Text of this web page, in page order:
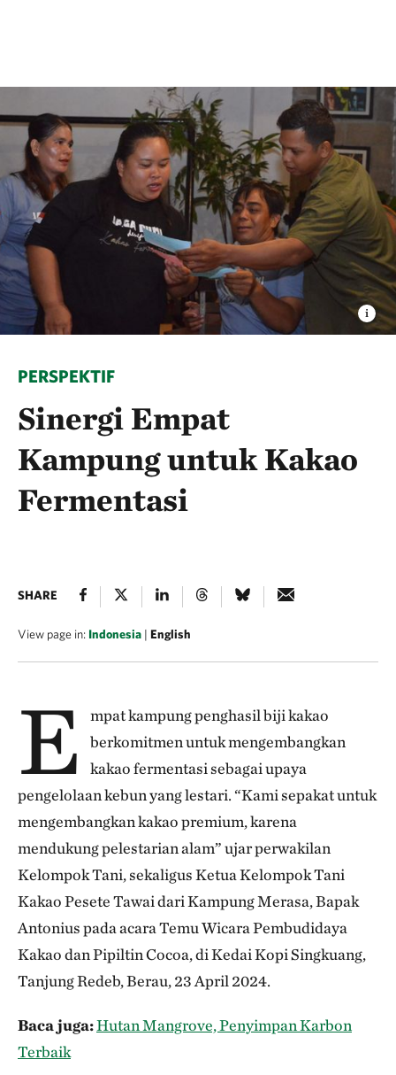
PERSPEKTIF
Sinergi Empat
Kampung untuk Kakao
Fermentasi
SHARE
View page in: Indonesia | English
E
mpat kampung penghasil biji kakao
berkomitmen untuk mengembangkan
kakao fermentasi sebagai upaya
pengelolaan kebun yang lestari. “Kami sepakat untuk
mengembangkan kakao premium, karena
mendukung pelestarian alam” ujar perwakilan
Kelompok Tani, sekaligus Ketua Kelompok Tani
Kakao Pesete Tawai dari Kampung Merasa, Bapak
Antonius pada acara Temu Wicara Pembudidaya
Kakao dan Pipiltin Cocoa, di Kedai Kopi Singkuang,
Tanjung Redeb, Berau, 23 April 2024.
Baca juga:Hutan Mangrove, Penyimpan Karbon
Terbaik